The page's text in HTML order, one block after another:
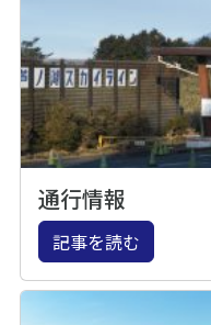
通行情報
記事を読む